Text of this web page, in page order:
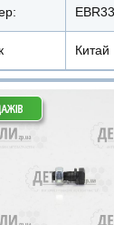
Китай